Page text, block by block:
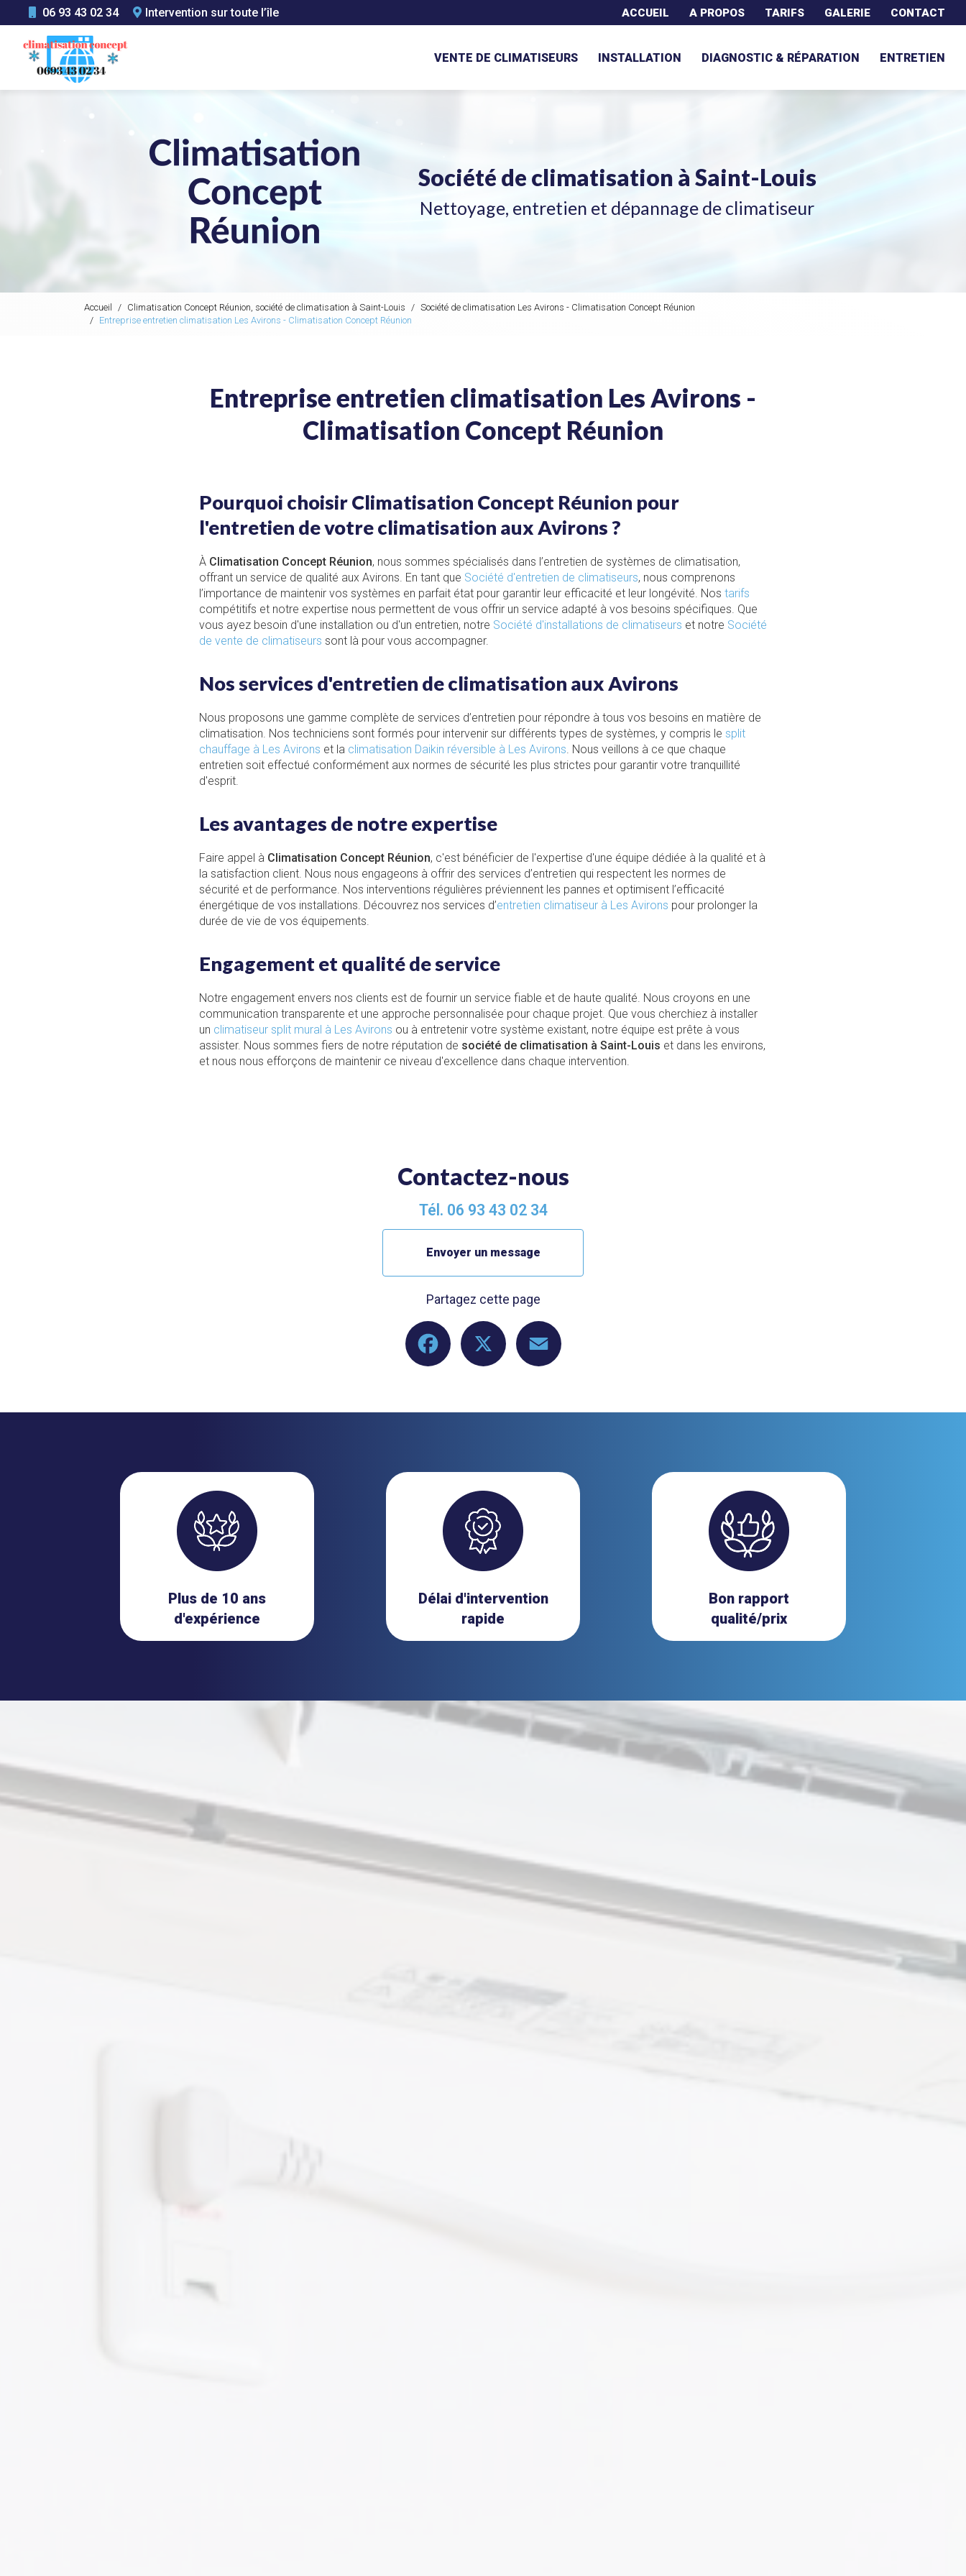
au
contenu
principal
06 93 43 02 34 Intervention sur toute l’île ACCUEIL A PROPOS TARIFS GALERIE CONTACT
VENTE DE CLIMATISEURS
INSTALLATION DIAGNOSTIC & RÉPARATION ENTRETIEN
Société de climatisation à Saint-Louis
Nettoyage, entretien et dépannage de climatiseur
Accueil Climatisation Concept Réunion, société de climatisation à Saint-Louis
Société de climatisation Les Avirons - Climatisation Concept Réunion
Entreprise entretien climatisation Les Avirons - Climatisation Concept Réunion
Entreprise entretien climatisation Les Avirons -
Climatisation Concept Réunion
Pourquoi choisir Climatisation Concept Réunion pour
l'entretien de votre climatisation aux Avirons ?
À Climatisation Concept Réunion, nous sommes spécialisés dans l’entretien de systèmes de climatisation,
offrant un service de qualité aux Avirons. En tant que Société d'entretien de climatiseurs, nous comprenons
l’importance de maintenir vos systèmes en parfait état pour garantir leur efficacité et leur longévité. Nos tarifs
compétitifs et notre expertise nous permettent de vous offrir un service adapté à vos besoins spécifiques. Que
vous ayez besoin d'une installation ou d'un entretien, notre Société d'installations de climatiseurs et notre Société
de vente de climatiseurs sont là pour vous accompagner.
Nos services d'entretien de climatisation aux Avirons
Nous proposons une gamme complète de services d’entretien pour répondre à tous vos besoins en matière de
climatisation. Nos techniciens sont formés pour intervenir sur différents types de systèmes, y compris le split
chauffage à Les Avirons et la climatisation Daikin réversible à Les Avirons. Nous veillons à ce que chaque
entretien soit effectué conformément aux normes de sécurité les plus strictes pour garantir votre tranquillité
d'esprit.
Les avantages de notre expertise
Faire appel à Climatisation Concept Réunion, c'est bénéficier de l'expertise d'une équipe dédiée à la qualité et à
la satisfaction client. Nous nous engageons à offrir des services d’entretien qui respectent les normes de
sécurité et de performance. Nos interventions régulières préviennent les pannes et optimisent l’efficacité
énergétique de vos installations. Découvrez nos services d’entretien climatiseur à Les Avirons pour prolonger la
durée de vie de vos équipements.
Engagement et qualité de service
Notre engagement envers nos clients est de fournir un service fiable et de haute qualité. Nous croyons en une
communication transparente et une approche personnalisée pour chaque projet. Que vous cherchiez à installer
un climatiseur split mural à Les Avirons ou à entretenir votre système existant, notre équipe est prête à vous
assister. Nous sommes fiers de notre réputation de société de climatisation à Saint-Louis et dans les environs,
et nous nous efforçons de maintenir ce niveau d'excellence dans chaque intervention.
Contactez-nous
Tél. 06 93 43 02 34
Envoyer un message
Partagez cette page
Facebook
Plus de 10 ans
d'expérience
Délai d'intervention
rapide
Bon rapport
qualité/prix